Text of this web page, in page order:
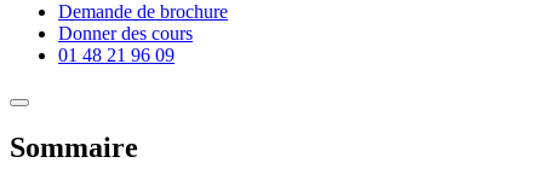
Demande de brochure
Donner des cours
01 48 21 96 09
Sommaire